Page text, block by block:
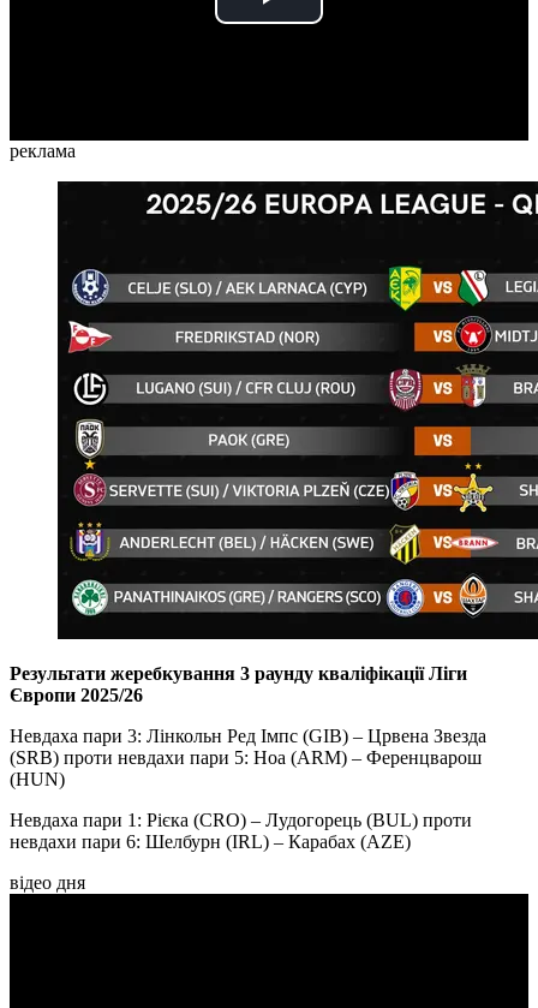
Play
реклама
Результати жеребкування 3 раунду кваліфікації Ліги
Європи 2025/26
Невдаха пари 3: Лінкольн Ред Імпс (GIB) – Црвена Звезда
(SRB) проти невдахи пари 5: Ноа (ARM) – Ференцварош
(HUN)
Невдаха пари 1: Рієка (CRO) – Лудогорець (BUL) проти
невдахи пари 6: Шелбурн (IRL) – Карабах (AZE)
відео дня